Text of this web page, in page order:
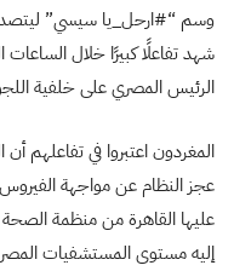
وسم “#ارحل_يا سيسي” ليتصدر
شهد تفاعلًا كبيرًا خلال
الرئيس المصري على خلفية
المغردون اعتبروا في تفاعلهم
عجز النظام عن مواجهة
عليها القاهرة من منظمة
إليه مستوى المستشفيات